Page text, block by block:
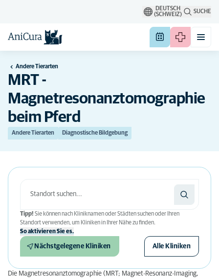
DEUTSCH
(SCHWEIZ)
SUCHE
Andere Tierarten
MRT -
Magnetresonanztomographie
beim Pferd
Andere Tierarten Diagnostische Bildgebung
Tipp! Sie können nach Kliniknamen oder Städten suchen oder Ihren
Standort verwenden, um Kliniken in Ihrer Nähe zu finden.
So aktivieren Sie es.
Nächstgelegene Kliniken Alle Kliniken
Die Magnetresonanztomographie (MRT; Magnet-Resonanz-Imaging,